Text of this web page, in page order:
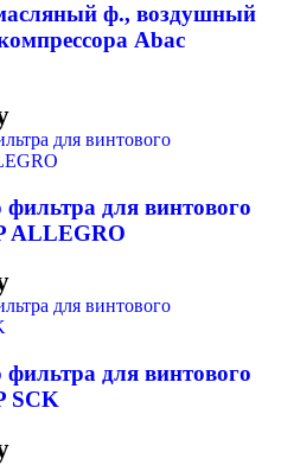
ф., воздушный
Abac
для винтового
ALLEGRO
для винтового
SCK